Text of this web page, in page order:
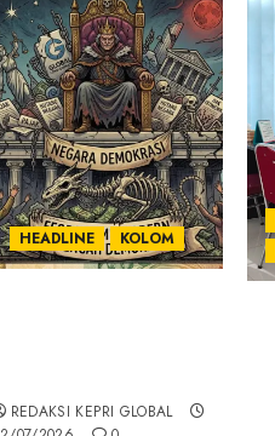
HEADLINE KOLOM
REDAKSI KEPRI GLOBAL